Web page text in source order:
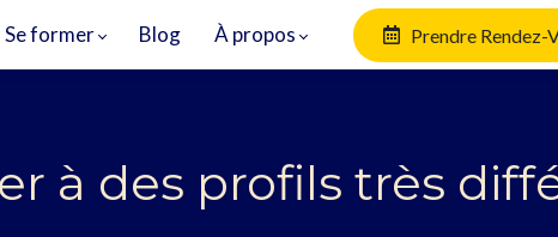
Se former Blog À propos Prendre Rendez-
à des profils très